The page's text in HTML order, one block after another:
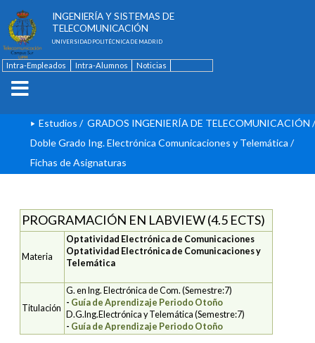
INGENIERÍA Y SISTEMAS DE
TELECOMUNICACIÓN
UNIVERSIDAD POLITÉCNICA DE MADRID
Intra-Empleados Intra-Alumnos
Noticias
Estudios / GRADOS INGENIERÍA DE TELECOMUNICACIÓN /
Doble Grado Ing. Electrónica Comunicaciones y Telemática /
Fichas de Asignaturas
PROGRAMACIÓN EN LABVIEW (4.5 ECTS)
Materia
Optatividad Electrónica de Comunicaciones
Optatividad Electrónica de Comunicaciones y
Telemática
Titulación
G. en Ing. Electrónica de Com. (Semestre:7)
- Guía de Aprendizaje Periodo Otoño
D.G.Ing.Electrónica y Telemática (Semestre:7)
- Guía de Aprendizaje Periodo Otoño